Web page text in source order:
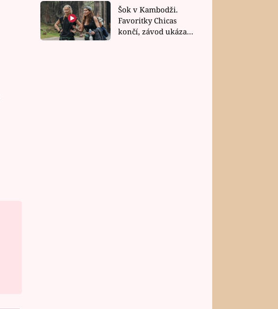
závodu nůž na krku
Šok v Kambodži.
Favoritky Chicas
končí, závod ukázal